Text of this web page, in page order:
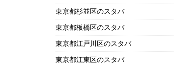
東京都杉並区のスタバ
東京都板橋区のスタバ
東京都江戸川区のスタバ
東京都江東区のスタバ